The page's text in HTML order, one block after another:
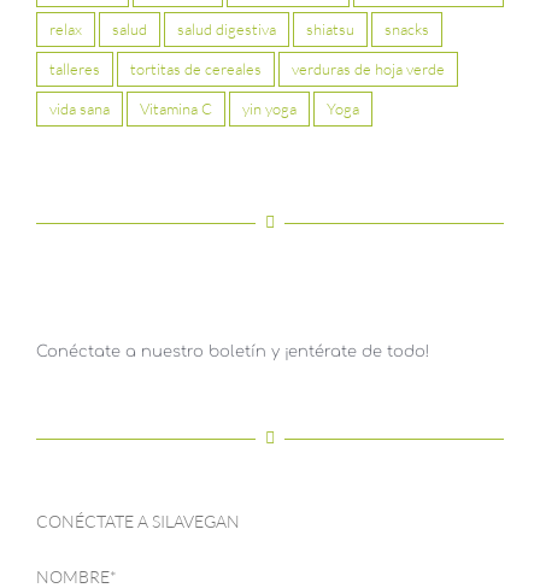
relax salud salud digestiva shiatsu snacks
talleres tortitas de cereales verduras de hoja verde
vida sana Vitamina C yin yoga Yoga
Conéctate a nuestro boletín y ¡entérate de todo!
CONÉCTATE A SILAVEGAN
NOMBRE*